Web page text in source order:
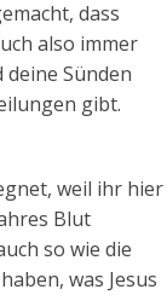
dass
also immer
Sünden
gibt.
weil ihr hier
Blut
so wie die
was Jesus